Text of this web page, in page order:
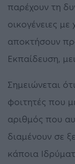
παρέχουν τη
οικογένειες
αποκτήσουν
Εκπαίδευση,
Σηµειώνεται
φοιτητές που
αριθµός που
διαµένουν σε
κάποια